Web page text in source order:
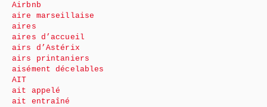
Airbnb
aire marseillaise
aires
aires d’accueil
airs d’Astérix
airs printaniers
aisément décelables
AIT
ait appelé
ait entraîné